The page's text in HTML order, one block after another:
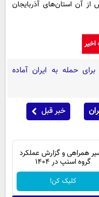
آن استان‌های آذربایجان
حمله به ایران آماده
خبر قبل
همراهی و گزارش عملکرد
گروه اسنپ در ۱۴۰۴
کلیک کن!